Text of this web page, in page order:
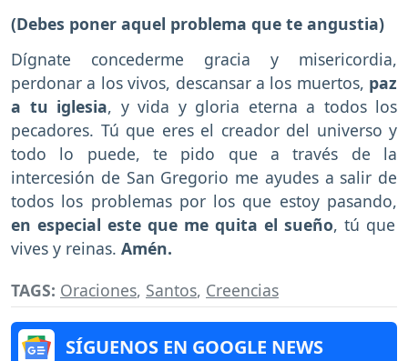
(Debes poner aquel problema que te angustia)
Dígnate concederme gracia y misericordia,
perdonar a los vivos, descansar a los muertos, paz
a tu iglesia, y vida y gloria eterna a todos los
pecadores. Tú que eres el creador del universo y
todo lo puede, te pido que a través de la
intercesión de San Gregorio me ayudes a salir de
todos los problemas por los que estoy pasando,
en especial este que me quita el sueño, tú que
vives y reinas. Amén.
TAGS: Oraciones, Santos, Creencias
SÍGUENOS EN GOOGLE NEWS